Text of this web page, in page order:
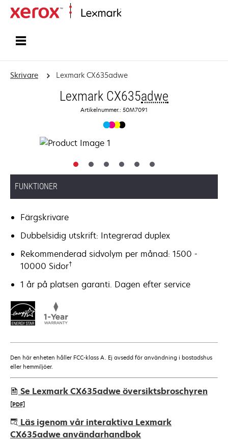
Skrivare Lexmark CX635adwe
Lexmark CX635adwe
Artikelnummer.: 50M7091
FUNKTIONER
Färgskrivare
Dubbelsidig utskrift: Integrerad duplex
Rekommenderad sidvolym per månad: 1500 -
10000 Sidor†
1 år på platsen garanti. Dagen efter service
Den här enheten håller FCC-klass A. Ej avsedd för användning i bostadshus
eller hemmiljöer.
Se Lexmark CX635adwe översiktsbroschyren
[PDF]
opens
in
Läs igenom vår interaktiva Lexmark
CX635adwe användarhandbok